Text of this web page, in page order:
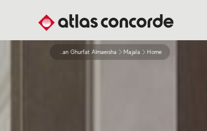
Home
Majala
Afkar Li Alwan Ghurfat Almaeisha